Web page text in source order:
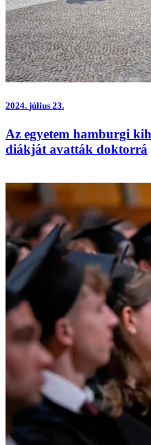
2024. július 23.
Az egyetem hamburgi
diákját avatták doktorrá